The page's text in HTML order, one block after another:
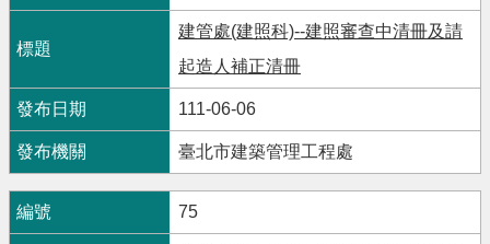
建管處(建照科)--建照審查中清冊及請
起造人補正清冊
111-06-06
臺北市建築管理工程處
75